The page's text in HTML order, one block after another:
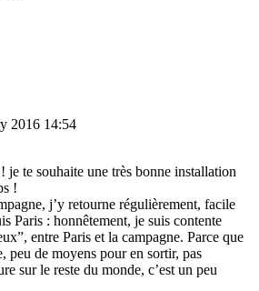
2016 14:54
je te souhaite une très bonne installation
!
j’y retourne régulièrement, facile
Paris : honnêtement, je suis contente
entre Paris et la campagne. Parce que
peu de moyens pour en sortir, pas
sur le reste du monde, c’est un peu